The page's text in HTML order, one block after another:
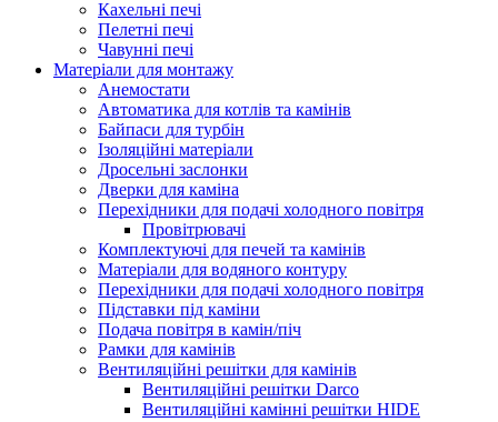
Кахельні печі
Пелетні печі
Чавунні печі
Матеріали для монтажу
Анемостати
Автоматика для котлів та камінів
Байпаси для турбін
Ізоляційні матеріали
Дросельні заслонки
Дверки для каміна
Перехідники для подачі холодного повітря
Провітрювачі
Комплектуючі для печей та камінів
Матеріали для водяного контуру
Перехідники для подачі холодного повітря
Підставки під каміни
Подача повітря в камін/піч
Рамки для камінів
Вентиляційні решітки для камінів
Вентиляційні решітки Darco
Вентиляційні камінні решітки HIDE